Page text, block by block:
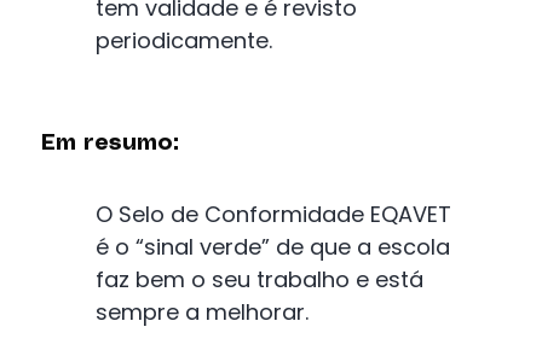
tem validade e é revisto
periodicamente.
O Selo de Conformidade EQAVET
é o “sinal verde” de que a escola
faz bem o seu trabalho e está
sempre a melhorar.
Em resumo: